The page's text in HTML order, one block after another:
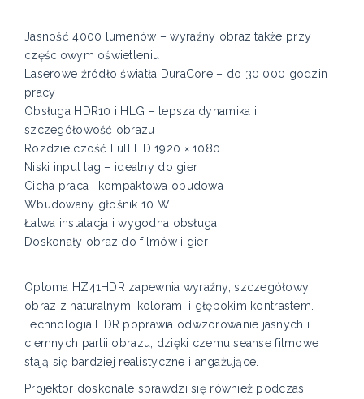
Jasność 4000 lumenów – wyraźny obraz także przy
częściowym oświetleniu
Laserowe źródło światła DuraCore – do 30 000 godzin
pracy
Obsługa HDR10 i HLG – lepsza dynamika i
szczegółowość obrazu
Rozdzielczość Full HD 1920 × 1080
Niski input lag – idealny do gier
Cicha praca i kompaktowa obudowa
Wbudowany głośnik 10 W
Łatwa instalacja i wygodna obsługa
Doskonały obraz do filmów i gier
Optoma HZ41HDR zapewnia wyraźny, szczegółowy
obraz z naturalnymi kolorami i głębokim kontrastem.
Technologia HDR poprawia odwzorowanie jasnych i
ciemnych partii obrazu, dzięki czemu seanse filmowe
stają się bardziej realistyczne i angażujące.
Projektor doskonale sprawdzi się również podczas